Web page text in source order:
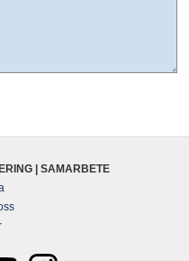
| SAMARBETE